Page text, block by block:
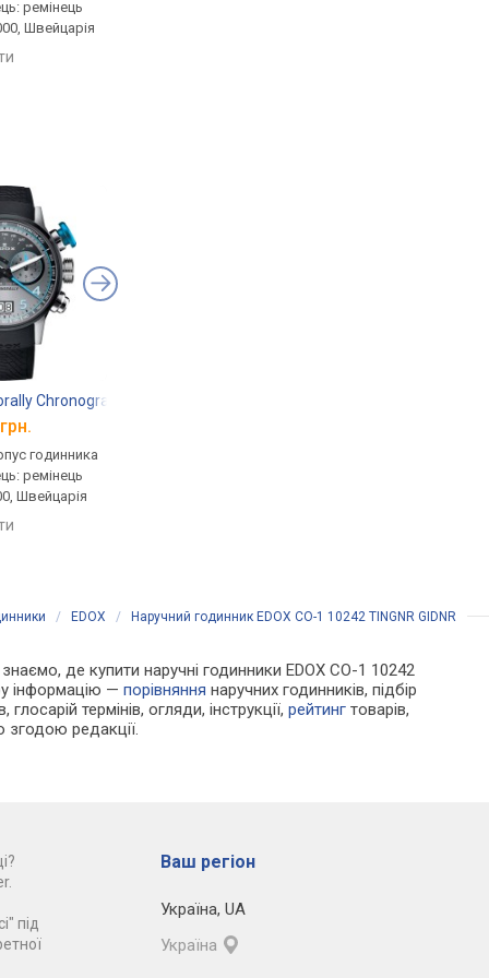
ремінець
Швейцарія
Chronograph 45 38003 TINBU GNBU
годинника
ремінець
Швейцарія
/ EDOX / Наручний годинник EDOX CO-1 10242 TINGNR GIDNR
де купити наручні годинники EDOX CO-1 10242
інформацію —порівняння наручних годинників, підбір
термінів, огляди, інструкції,рейтинг товарів,
згодою редакції.
під
Ваш регіон
Україна, UA
Україна